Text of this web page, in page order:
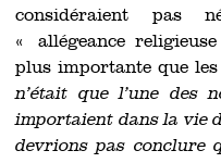
considéraient pas
« allégeance
plus importante que
n’était que l’une des
importaient dans la vie
devrions pas conclure